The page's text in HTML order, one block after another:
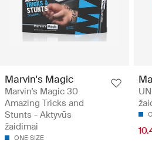
Marvin's Magic
Marvin's Magic 30
Amazing Tricks and
Stunts - Aktyvūs
žaidimai
ONE SIZE